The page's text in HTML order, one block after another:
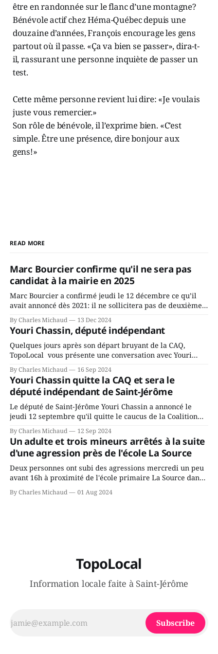
être en randonnée sur le flanc d’une montagne?
Bénévole actif chez Héma-Québec depuis une
douzaine d’années, François encourage les gens
partout où il passe. «Ça va bien se passer», dira-t-
il, rassurant une personne inquiète de passer un
test.
Cette même personne revient lui dire: «Je voulais
juste vous remercier.»
Son rôle de bénévole, il l’exprime bien. «C’est
simple. Être une présence, dire bonjour aux
gens!»
READ MORE
Marc Bourcier confirme qu'il ne sera pas
candidat à la mairie en 2025
Marc Bourcier a confirmé jeudi le 12 décembre ce qu’il
avait annoncé dès 2021: il ne sollicitera pas de deuxième
mandat à titre de maire de Saint-Jérôme. Bourcier en a
fait l’annonce en s’adressant aux employés de la ville,
rassemblés en soirée pour leur traditionnel souper
By Charles Michaud 13 Dec 2024
Youri Chassin, député indépendant
Quelques jours après son départ bruyant de la CAQ,
TopoLocal vous présente une conversation avec Youri
Chassin. Nous avons causé de sa décision. Y songeait-il
depuis longtemps? Sera-t-il candidat indépendant dans 2
ans? Joindrait-il un autre parti, par exemple les
conservateurs d’Éric Duhaime? Que lui
By Charles Michaud 16 Sep 2024
Youri Chassin quitte la CAQ et sera le
député indépendant de Saint-Jérôme
Le député de Saint-Jérôme Youri Chassin a annoncé le
jeudi 12 septembre qu'il quitte le caucus de la Coalition
Avenir Québec de François Legault parce qu'il est déçu du
gouvernement de la CAQ, surtout de son incapacité, qu'il
juge chronique, à offrir des
By Charles Michaud 12 Sep 2024
Un adulte et trois mineurs arrêtés à la suite
d'une agression près de l'école La Source
Deux personnes ont subi des agressions mercredi un peu
avant 16h à proximité de l'école primaire La Source dans
le secteur Bellefeuille de Saint-Jérôme. L'une de deux
victimes aurait été écrasée sous un véhicule et aspergée
By Charles Michaud 01 Aug 2024
TopoLocal
Information locale faite à Saint-Jérôme
Subscribe